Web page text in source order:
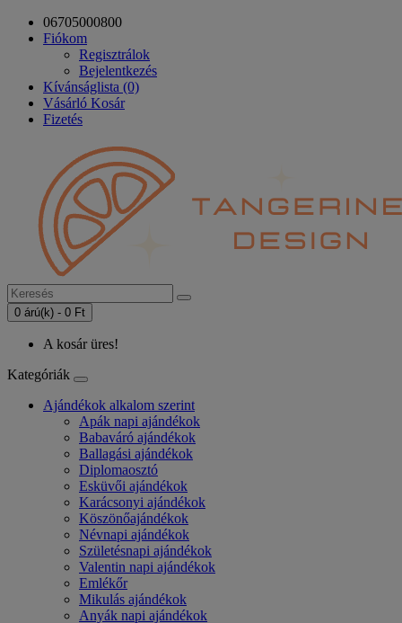
06705000800
Fiókom
Regisztrálok
Bejelentkezés
Kívánságlista (0)
Vásárló Kosár
Fizetés
0 árú(k) - 0 Ft
A kosár üres!
Kategóriák
Ajándékok alkalom szerint
Apák napi ajándékok
Babaváró ajándékok
Ballagási ajándékok
Diplomaosztó
Esküvői ajándékok
Karácsonyi ajándékok
Köszönőajándékok
Névnapi ajándékok
Születésnapi ajándékok
Valentin napi ajándékok
Emlékőr
Mikulás ajándékok
Anyák napi ajándékok